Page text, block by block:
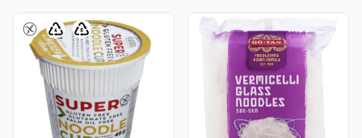
Vis flere detaljer for produktet "Nudler i Kopp Kyllingsmak
Vis flere detaljer for